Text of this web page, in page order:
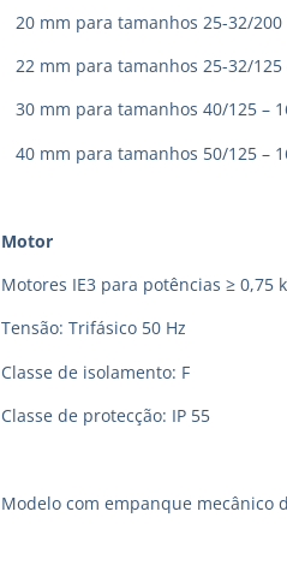
20 mm para tamanhos 25-32/200
22 mm para tamanhos 25-32/125
30 mm para tamanhos 40/125 –
40 mm para tamanhos 50/125 –
Motor
Motores IE3 para potências ≥ 0,75
Tensão: Trifásico 50 Hz
Classe de isolamento: F
Classe de protecção: IP 55
Modelo com empanque mecânico